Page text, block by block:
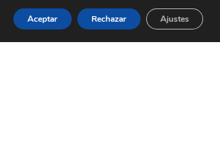
Aceptar Rechazar Ajustes